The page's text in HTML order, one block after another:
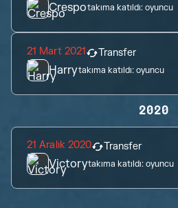
Crespotakıma katıldı:oyuncu
21 Mart 2021 Transfer
Harrytakıma katıldı:oyuncu
2020
21 Aralık 2020 Transfer
Victorytakıma katıldı:oyuncu